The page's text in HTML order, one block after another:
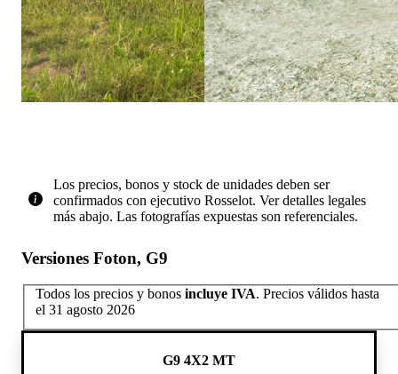
Los precios, bonos y stock de unidades deben ser
confirmados con ejecutivo Rosselot. Ver detalles legales
más abajo. Las fotografías expuestas son referenciales.
Versiones Foton, G9
Todos los precios y bonos incluye IVA. Precios válidos hasta
el 31 agosto 2026
G9 4X2 MT